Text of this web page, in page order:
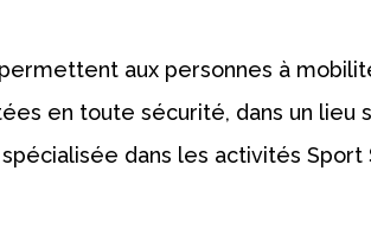
aux personnes à
en toute sécurité, dans un lieu
dans les activités